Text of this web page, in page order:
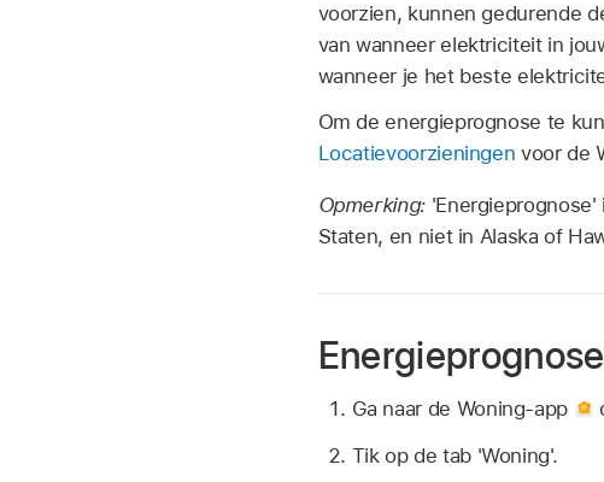
voorzien, kunnen gedurende
van wanneer elektriciteit in
wanneer je het beste
Om de energieprognose te
Locatievoorzieningen voor de
Opmerking: 'Energieprognose'
Staten, en niet in Alaska of
Ga naar de Woning-app
Tik op de tab 'Woning'.